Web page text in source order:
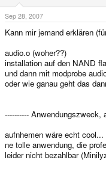
Sep 28, 2007
Kann mir jemand erklären
audio.o (woher??)
installation auf den NAND
und dann mit modprobe
oder wie ganau geht das
----------
aufnhemen wäre echt
ne tolle anwendung, die
leider nicht bezahlbar